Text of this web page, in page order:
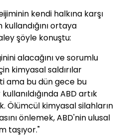
kendi halkına karşı
ortaya
şöyle konuştu:
alacağını ve sorumlu
kimyasal saldırılar
ama bu dün gece bu
ABD artık
Ölümcül kimyasal silahların
önlemek, ABD'nin ulusal
taşıyor."